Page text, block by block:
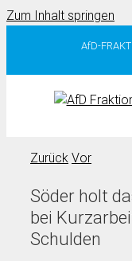
Zum Inhalt springen
AfD-
Zurück Vor
Söder holt
bei
Schulden